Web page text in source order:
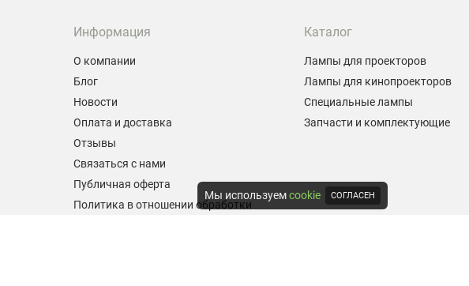
Информация
О компании
Блог
Новости
Оплата и доставка
Отзывы
Связаться с нами
Публичная оферта
Политика в отношении обработки
Каталог
Лампы для проекторов
Лампы для кинопроекторов
Специальные лампы
Запчасти и комплектующие
Мы используемcookie СОГЛАСЕН